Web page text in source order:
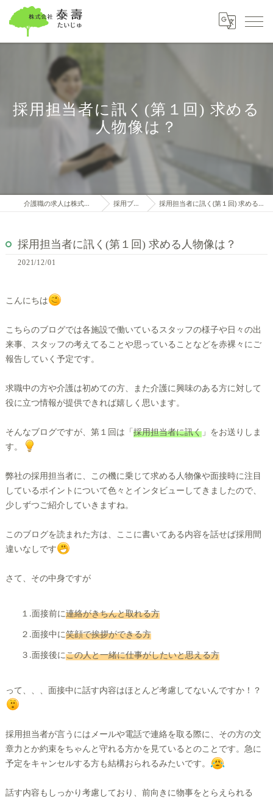
採用担当者に訊く(第１回) 求める
人物像は？
介護職の求人は株式会社泰壽 採用ブログ 採用担当者に訊く(第１回) 求める人物像は？
採用担当者に訊く(第１回) 求める人物像は？
2021/12/01
こんにちは
こちらのブログでは各施設で働いているスタッフの様子や日々の出
来事、スタッフの考えてることや思っていることなどを赤裸々にご
報告していく予定です。
求職中の方や介護は初めての方、また介護に興味のある方に対して
役に立つ情報が提供できれば嬉しく思います。
そんなブログですが、第１回は「採用担当者に訊く」をお送りしま
す。
弊社の採用担当者に、この機に乗じて求める人物像や面接時に注目
しているポイントについて色々とインタビューしてきましたので、
少しずつご紹介していきますね。
このブログを読まれた方は、ここに書いてある内容を話せば採用間
違いなしです
さて、その中身ですが
１.面接前に連絡がきちんと取れる方
２.面接中に笑顔で挨拶ができる方
３.面接後にこの人と一緒に仕事がしたいと思える方
って、、、面接中に話す内容はほとんど考慮してないんですか！？
採用担当者が言うにはメールや電話で連絡を取る際に、その方の文
章力とか約束をちゃんと守れる方かを見ているとのことです。急に
予定をキャンセルする方も結構おられるみたいです。
話す内容もしっかり考慮しており、前向きに物事をとらえられる